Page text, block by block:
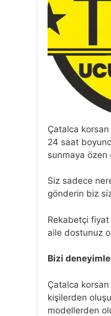
Çatalca
24 saat
sunmaya özen
Siz sadece
gönderin biz
Rekabetçi fiyat
aile dostunuz
Bizi
Çatalca
kişilerden
modellerden